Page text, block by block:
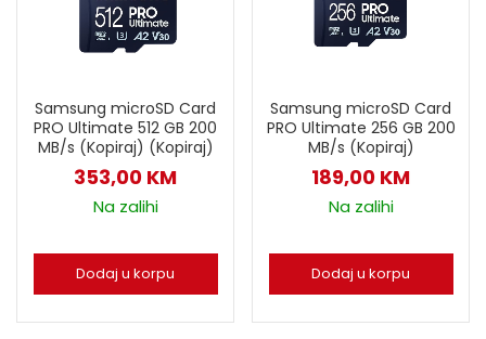
Samsung microSD Card
PRO Ultimate 512 GB 200
MB/s (Kopiraj) (Kopiraj)
353,00 KM
Na zalihi
Dodaj u korpu
Samsung microSD Card
PRO Ultimate 256 GB 200
MB/s (Kopiraj)
189,00 KM
Na zalihi
Dodaj u korpu